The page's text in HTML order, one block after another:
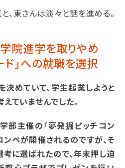
、東さんは淡々と話を進める。
院進学を取りやめ
ド」への就職を選択
決めていて、学生起業しようと
ていませんでした。
部主催の『夢発掘ピッチコン
ンペが開催されるのですが、そ
考に選ばれたので、年末押し迫